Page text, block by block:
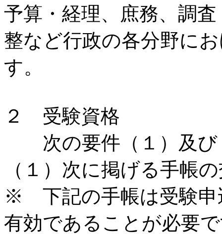
予算・経理、庶務、調
整など行政の各分野に
す。
２ 受験資格
次の要件（１）及び
（１）次に掲げる手帳
※ 下記の手帳は受験申
有効であることが必要